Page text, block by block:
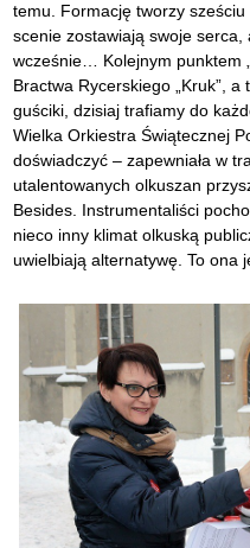
temu. Formację tworzy
scenie zostawiają swoje
wcześnie… Kolejnym punktem
Bractwa Rycerskiego „Kruk”,
guściki, dzisiaj trafiamy do
Wielka Orkiestra Świątecznej
doświadczyć – zapewniała w
utalentowanych olkuszan
Besides. Instrumentaliści
nieco inny klimat olkuską
uwielbiają alternatywę. To ona